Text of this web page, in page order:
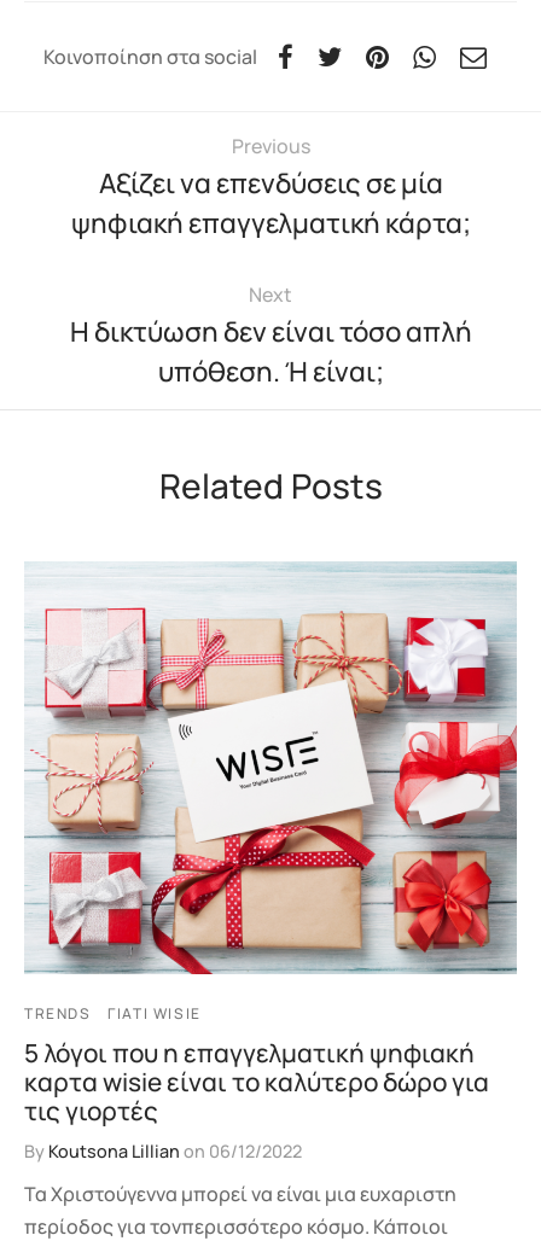
Κοινοποίηση στα social
Previous
Αξίζει να επενδύσεις σε μία
ψηφιακή επαγγελματική κάρτα;
Next
Η δικτύωση δεν είναι τόσο απλή
υπόθεση. Ή είναι;
Related Posts
TRENDS ΓΙΑΤΊ WISIE
5 λόγοι που η επαγγελματική ψηφιακή
καρτα wisie είναι το καλύτερο δώρο για
τις γιορτές
By Koutsona Lillian on 06/12/2022
Τα Χριστούγεννα μπορεί να είναι μια ευχαριστη
περίοδος για τονπερισσότερο κόσμο. Κάποιοι